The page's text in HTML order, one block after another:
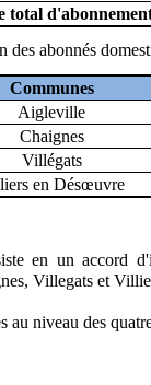
total
des abonnés
Communes
Aigleville
Chaignes
Villégats
en Désœuvre
en un accord
Villegats et
au niveau des